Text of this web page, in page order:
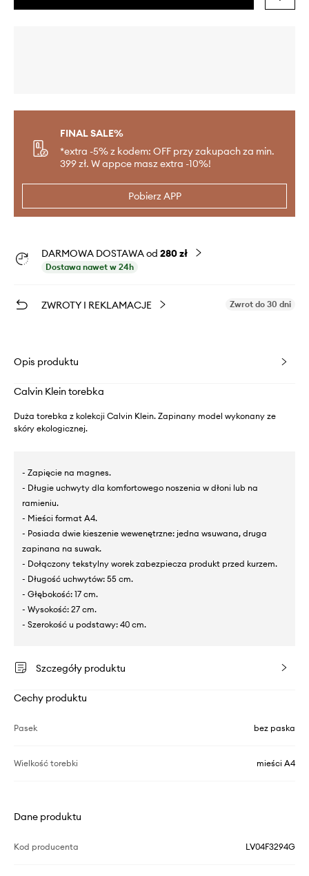
FINAL SALE%
*extra -5% z kodem: OFF przy zakupach za min.
399 zł. W appce masz extra -10%!
Pobierz APP
DARMOWA DOSTAWA od 280 zł
Dostawa nawet w 24h
ZWROTY I REKLAMACJE Zwrot do 30 dni
Opis produktu
Calvin Klein torebka
Duża torebka z kolekcji Calvin Klein. Zapinany model wykonany ze
skóry ekologicznej.
- Zapięcie na magnes.
- Długie uchwyty dla komfortowego noszenia w dłoni lub na
ramieniu.
- Mieści format A4.
- Posiada dwie kieszenie wewenętrzne: jedna wsuwana, druga
zapinana na suwak.
- Dołączony tekstylny worek zabezpiecza produkt przed kurzem.
- Długość uchwytów: 55 cm.
- Głębokość: 17 cm.
- Wysokość: 27 cm.
- Szerokość u podstawy: 40 cm.
Szczegóły produktu
Cechy produktu
Pasek bez paska
Wielkość torebki mieści A4
Dane produktu
Kod producenta LV04F3294G